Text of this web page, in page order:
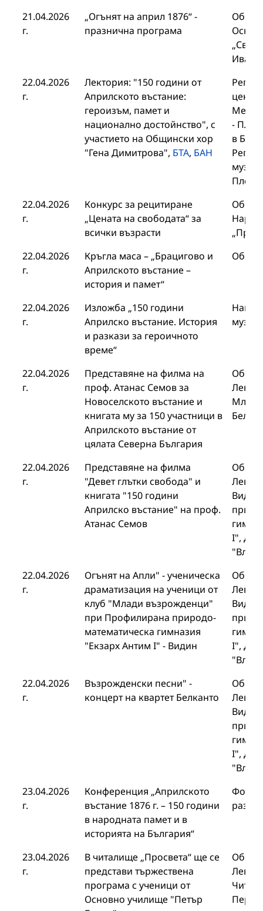
21.04.2026
г.
„Огънят на април 1876“ -
празнична програма
22.04.2026
г.
Лектория: "150 години от
Априлското въстание:
героизъм, памет и
национално достойнство", с
участието на Общински хор
"Гена Димитрова", БТА, БАН
-
в
22.04.2026
г.
Конкурс за рецитиране
„Цената на свободата“ за
всички възрасти
22.04.2026
г.
Кръгла маса – „Брацигово и
Априлското въстание –
история и памет“
22.04.2026
г.
Изложба „150 години
Априлско въстание. История
и разкази за героичното
време“
музей
22.04.2026
г.
Представяне на филма на
проф. Атанас Семов за
Новоселското въстание и
книгата му за 150 участници в
Априлското въстание от
цялата Северна България
22.04.2026
г.
Представяне на филма
"Девет глътки свобода" и
книгата "150 години
Априлско въстание" на проф.
Атанас Семов
I",
22.04.2026
г.
Огънят на Апли" - ученическа
драматизация на ученици от
клуб "Млади възрожденци"
при Профилирана природо-
математическа гимназия
"Екзарх Антим I" - Видин
I",
22.04.2026
г.
Възрожденски песни" -
концерт на квартет Белканто
I",
23.04.2026
г.
Конференция „Априлското
въстание 1876 г. – 150 години
в народната памет и в
историята на България“
23.04.2026
г.
В читалище „Просвета“ ще се
представи тържествена
програма с ученици от
Основно училище "Петър